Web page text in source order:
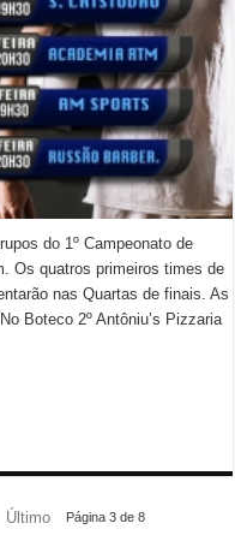
do 1º Campeonato de
Os quatros primeiros times de
nas Quartas de finais. As
Boteco 2º Antôniu’s Pizzaria
Página 3 de 8
Último